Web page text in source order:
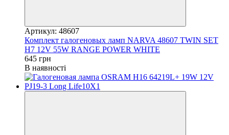
Артикул: 48607
Комплект галогеновых ламп NARVA 48607 TWIN SET
H7 12V 55W RANGE POWER WHITE
645 грн
В наявності